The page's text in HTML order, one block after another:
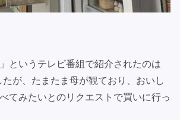
」というテレビ番組で紹介されたのは
が、たまたま母が観ており、おいし
てみたいとのリクエストで買いに行っ